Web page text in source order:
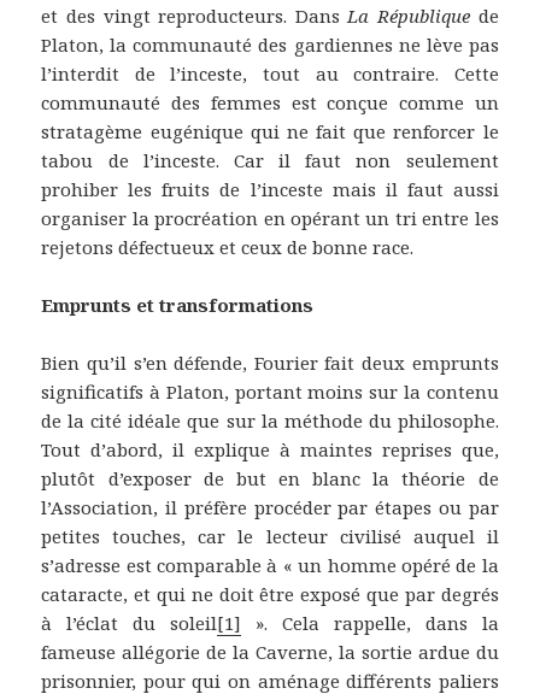
et des vingt reproducteurs. Dans La République de
Platon, la communauté des gardiennes ne lève pas
l’interdit de l’inceste, tout au contraire. Cette
communauté des femmes est conçue comme un
stratagème eugénique qui ne fait que renforcer le
tabou de l’inceste. Car il faut non seulement
prohiber les fruits de l’inceste mais il faut aussi
organiser la procréation en opérant un tri entre les
rejetons défectueux et ceux de bonne race.
Emprunts et transformations
Bien qu’il s’en défende, Fourier fait deux emprunts
significatifs à Platon, portant moins sur la contenu
de la cité idéale que sur la méthode du philosophe.
Tout d’abord, il explique à maintes reprises que,
plutôt d’exposer de but en blanc la théorie de
l’Association, il préfère procéder par étapes ou par
petites touches, car le lecteur civilisé auquel il
s’adresse est comparable à « un homme opéré de la
cataracte, et qui ne doit être exposé que par degrés
à l’éclat du soleil[1] ». Cela rappelle, dans la
fameuse allégorie de la Caverne, la sortie ardue du
prisonnier, pour qui on aménage différents paliers